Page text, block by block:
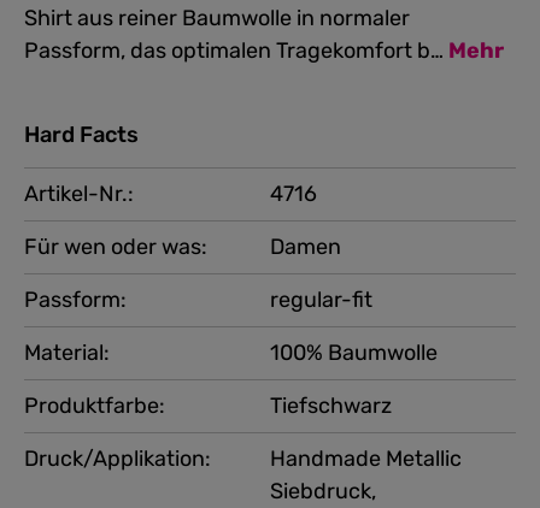
Shirt aus reiner Baumwolle in normaler
Passform, das optimalen Tragekomfort b… Mehr
Hard Facts
Artikel-Nr.:
4716
Für wen oder was:
Damen
Produktfarbe: Tiefschwarz
Material: 100% Baumwolle
Passform: regular-fit
Druck/Applikation:
Handmade Metallic
Siebdruck,